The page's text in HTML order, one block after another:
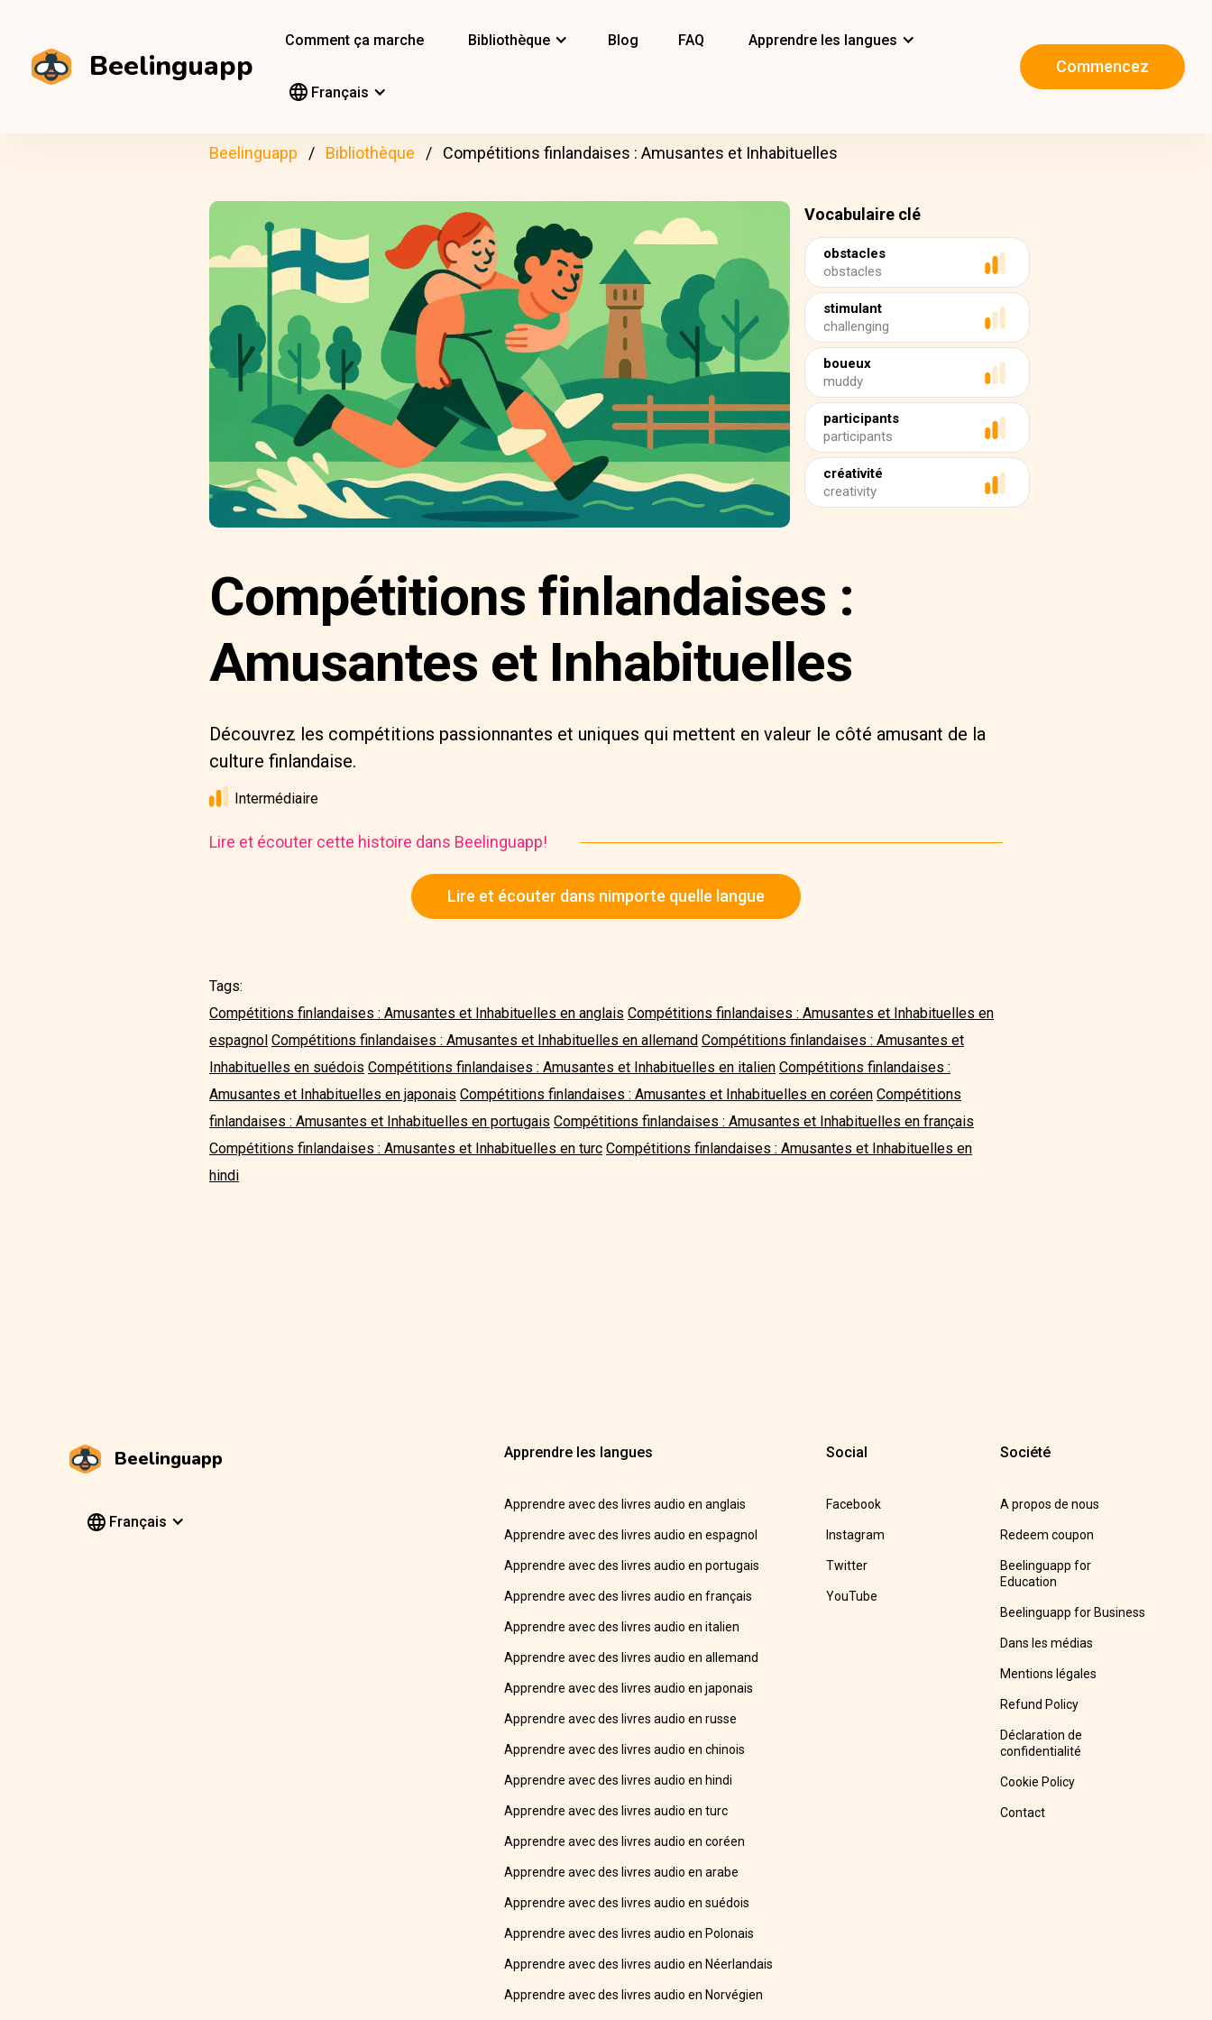
Beelinguapp
Comment ça marche Bibliothèque Blog FAQ Apprendre les langues
Français
Commencez
Beelinguapp Bibliothèque Compétitions finlandaises : Amusantes et Inhabituelles
Vocabulaire clé
obstacles
obstacles
stimulant
challenging
boueux
muddy
participants
participants
créativité
creativity
Compétitions finlandaises :
Amusantes et Inhabituelles
Découvrez les compétitions passionnantes et uniques qui mettent en valeur le côté amusant de la
culture finlandaise.
Intermédiaire
Lire et écouter cette histoire dans Beelinguapp!
Lire et écouter dans nimporte quelle langue
Tags:
Compétitions finlandaises : Amusantes et Inhabituelles en anglais Compétitions finlandaises : Amusantes et Inhabituelles en
espagnol Compétitions finlandaises : Amusantes et Inhabituelles en allemand Compétitions finlandaises : Amusantes et
Inhabituelles en suédois Compétitions finlandaises : Amusantes et Inhabituelles en italien Compétitions finlandaises :
Amusantes et Inhabituelles en japonais Compétitions finlandaises : Amusantes et Inhabituelles en coréen Compétitions
finlandaises : Amusantes et Inhabituelles en portugais Compétitions finlandaises : Amusantes et Inhabituelles en français
Compétitions finlandaises : Amusantes et Inhabituelles en turc Compétitions finlandaises : Amusantes et Inhabituelles en
hindi
Beelinguapp
Français
Apprendre les langues
Apprendre avec des livres audio en anglais
Apprendre avec des livres audio en espagnol
Apprendre avec des livres audio en portugais
Apprendre avec des livres audio en français
Apprendre avec des livres audio en italien
Apprendre avec des livres audio en allemand
Apprendre avec des livres audio en japonais
Apprendre avec des livres audio en russe
Apprendre avec des livres audio en chinois
Apprendre avec des livres audio en hindi
Apprendre avec des livres audio en turc
Apprendre avec des livres audio en coréen
Apprendre avec des livres audio en arabe
Apprendre avec des livres audio en suédois
Apprendre avec des livres audio en Polonais
Apprendre avec des livres audio en Néerlandais
Apprendre avec des livres audio en Norvégien
Social
Facebook
Instagram
Twitter
YouTube
Société
A propos de nous
Redeem coupon
Beelinguapp for
Education
Beelinguapp for Business
Dans les médias
Mentions légales
Refund Policy
Déclaration de
confidentialité
Cookie Policy
Contact